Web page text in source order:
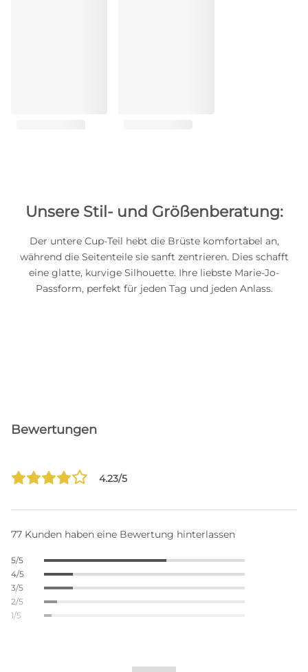
Unsere Stil- und Größenberatung:
Der untere Cup-Teil hebt die Brüste komfortabel an,
während die Seitenteile sie sanft zentrieren. Dies schafft
eine glatte, kurvige Silhouette. Ihre liebste Marie-Jo-
Passform, perfekt für jeden Tag und jeden Anlass.
Bewertungen
4.23/5
77 Kunden haben eine Bewertung hinterlassen
5/5
4/5
3/5
2/5
1/5